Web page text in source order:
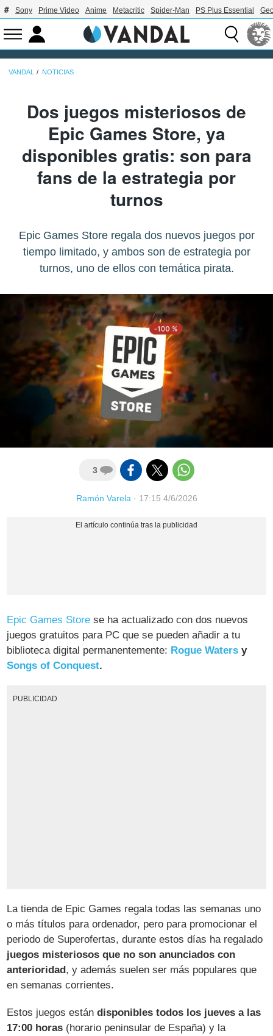
Sony Prime Video Anime Metacritic Spider-Man PS Plus Essential
VANDAL NOTICIAS
Dos juegos misteriosos de
Epic Games Store, ya
disponibles gratis: son para
fans de la estrategia por
turnos
Epic Games Store regala dos nuevos juegos por
tiempo limitado, y ambos son de estrategia por
turnos, uno de ellos con temática pirata.
3
Ramón Varela· 17:15 4/6/2026
Epic Games Store se ha actualizado con dos nuevos
juegos gratuitos para PC que se pueden añadir a tu
biblioteca digital permanentemente: Rogue Waters y
Songs of Conquest.
PUBLICIDAD
La tienda de Epic Games regala todas las semanas uno
o más títulos para ordenador, pero para promocionar el
periodo de Superofertas, durante estos días ha regalado
juegos misteriosos que no son anunciados con
anterioridad, y además suelen ser más populares que
en semanas corrientes.
Estos juegos estándisponibles todos los jueves a las
17:00 horas (horario peninsular de España) y la